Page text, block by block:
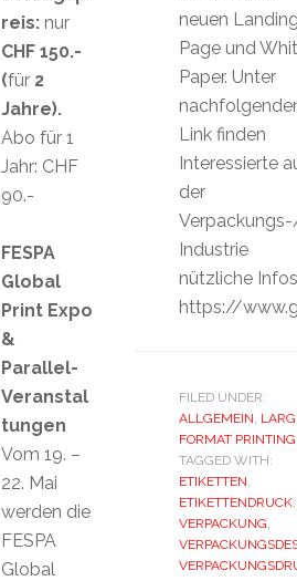
neuen
Page und
Paper. Unter
Link finden
Interessierte
der
Industrie
nützliche
https://
FILED UNDER:
ALLGEMEIN,
FORMAT PRINTING
TAGGED WITH:
ETIKETTEN,
ETIKETTENDRUCK,
VERPACKUNG,
reis: nur
CHF 150.-
(für 2
Jahre).
Abo für 1
Jahr: CHF
90.-
FESPA
Global
Print Expo
&
Parallel-
Veranstal
tungen
Vom 19. –
22. Mai
werden die
FESPA
Global